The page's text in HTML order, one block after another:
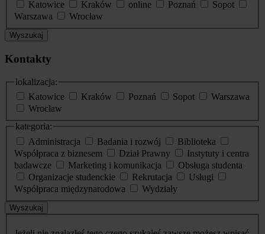
Katowice
Kraków online Poznań
Sopot
Warszawa
Wrocław
Wyszukaj
Kontakty
lokalizacja:
Katowice
Kraków Poznań Sopot
Warszawa
Wrocław
kategoria:
Administracja
Badania i rozwój
Biblioteka
Współpraca z biznesem
Dział Prawny
Instytuty i centra
badawcze
Marketing i komunikacja
Obsługa studenta
Organizacje studenckie
Rekrutacja
Usługi
Współpraca międzynarodowa
Wydziały
Wyszukaj